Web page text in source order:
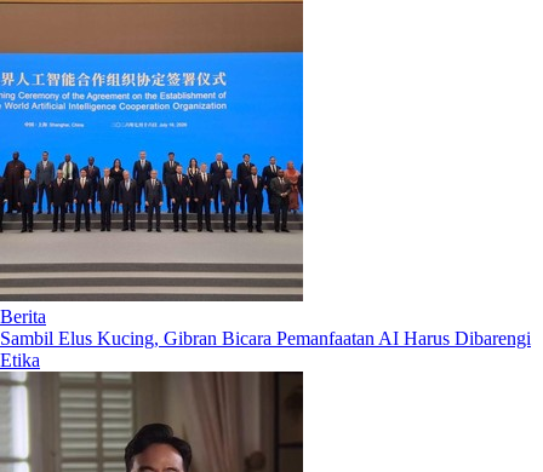
Berita
Sambil Elus Kucing, Gibran Bicara Pemanfaatan AI Harus Dibarengi
Etika